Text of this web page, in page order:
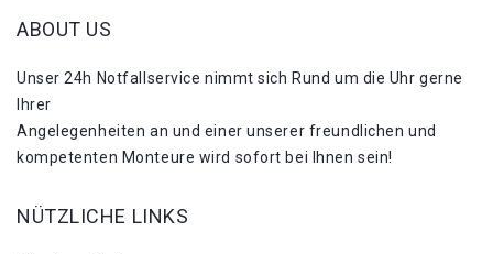
ABOUT US
Unser 24h Notfallservice nimmt sich Rund um die Uhr gerne
Ihrer
Angelegenheiten an und einer unserer freundlichen und
kompetenten Monteure wird sofort bei Ihnen sein!
NÜTZLICHE LINKS